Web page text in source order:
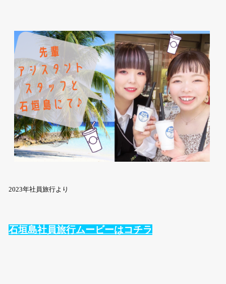
2023年社員旅行より
石垣島社員旅行ムービーはコチラ